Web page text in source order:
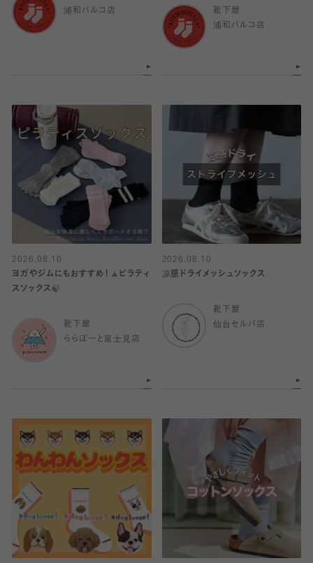
浦和パルコ店
靴下屋
浦和パルコ店
2026.08.10
ヨガやジムにもおすすめ！🧘ピラティ
スソックス🍃
靴下屋
ららぽーと富士見店
2026.08.10
凉感ドライメッシュソックス
靴下屋
仙台セルバ店